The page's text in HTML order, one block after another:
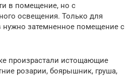
в помещение, но с
освещения. Только для
нужно затемненное помещение с
произрастали истощающие
розарии, боярышник, груша,